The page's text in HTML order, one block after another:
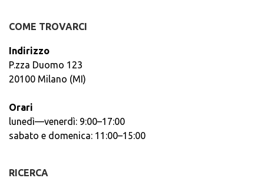
COME TROVARCI
Indirizzo
P.zza Duomo 123
20100 Milano (MI)
Orari
lunedì—venerdì: 9:00–17:00
sabato e domenica: 11:00–15:00
RICERCA